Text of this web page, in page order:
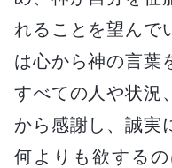
れることを望んで
は心から神の言葉
すべての人や状況
から感謝し、誠実
何よりも欲する